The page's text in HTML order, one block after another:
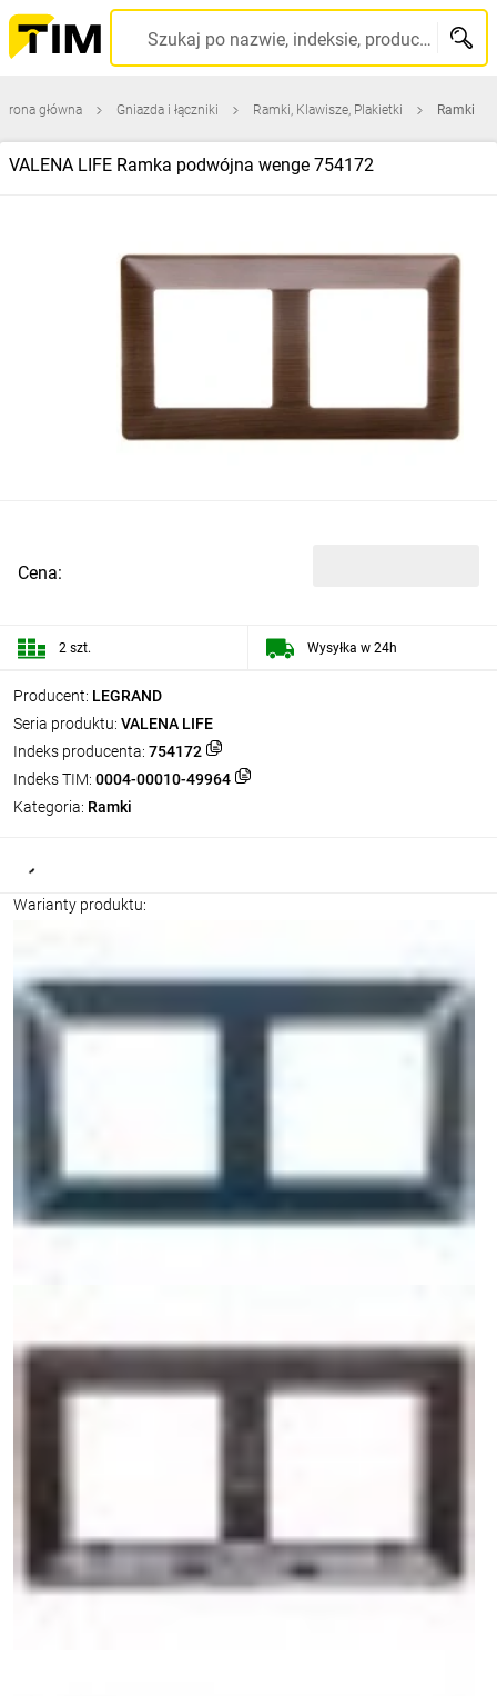
Szukaj po nazwie, indeksie, producencie, kodzie kreskowym...
główna Gniazda i łączniki Ramki, Klawisze, Plakietki Ramki
VALENA LIFE Ramka podwójna wenge 754172
Producent: LEGRAND
Seria produktu: VALENA LIFE
Indeks producenta: 754172
Indeks TIM: 0004-00010-49964
Kategoria: Ramki
Warianty produktu:
Cena:
2 szt. Wysyłka w 24h